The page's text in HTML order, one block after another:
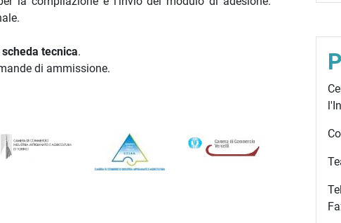
scheda tecnica.
di ammissione.